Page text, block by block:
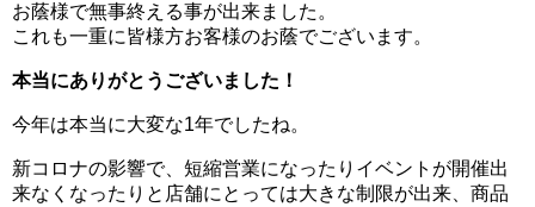
お蔭様で無事終える事が出来ました。
これも一重に皆様方お客様のお蔭でございます。
本当にありがとうございました！
今年は本当に大変な1年でしたね。
新コロナの影響で、短縮営業になったりイベントが開催出
来なくなったりと店舗にとっては大きな制限が出来、商品